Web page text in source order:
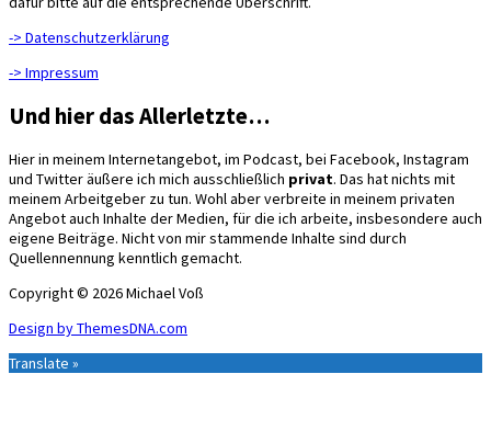
-> Datenschutzerklärung
-> Impressum
Und hier das Allerletzte…
Hier in meinem Internetangebot, im Podcast, bei Facebook, Instagram
und Twitter äußere ich mich ausschließlich privat. Das hat nichts mit
meinem Arbeitgeber zu tun. Wohl aber verbreite in meinem privaten
Angebot auch Inhalte der Medien, für die ich arbeite, insbesondere auch
eigene Beiträge. Nicht von mir stammende Inhalte sind durch
Quellennennung kenntlich gemacht.
Copyright © 2026 Michael Voß
Design by ThemesDNA.com
Translate »